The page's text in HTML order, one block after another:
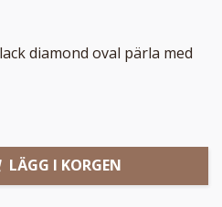
diamond oval pärla med
LÄGG I KORGEN